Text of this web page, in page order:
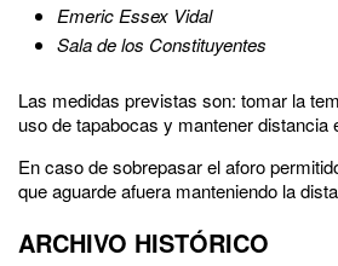
Emeric Essex Vidal
Sala de los Constituyentes
Las medidas previstas son: tomar la
uso de tapabocas y mantener distancia
En caso de sobrepasar el aforo
que aguarde afuera manteniendo la
ARCHIVO HISTÓRICO